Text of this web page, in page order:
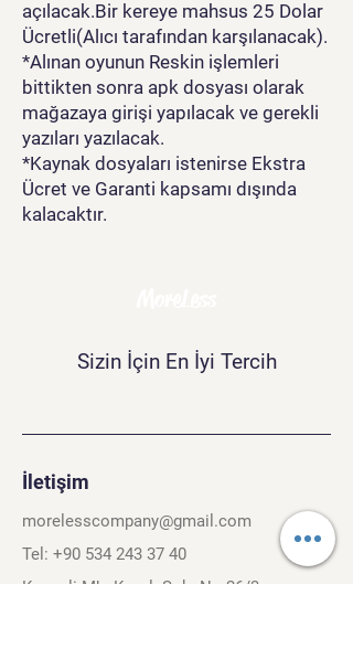
açılacak.Bir kereye mahsus 25 Dolar
Ücretli(Alıcı tarafından karşılanacak).
*Alınan oyunun Reskin işlemleri
bittikten sonra apk dosyası olarak
mağazaya girişi yapılacak ve gerekli
yazıları yazılacak.
*Kaynak dosyaları istenirse Ekstra
Ücret ve Garanti kapsamı dışında
kalacaktır.
Sizin İçin En İyi Tercih
İletişim
morelesscompany@gmail.com
Tel: +90 534 243 37 40
Kırcaali Mh. Kayalı Sok. No.26/3